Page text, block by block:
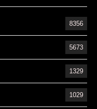
8356
5673
1329
1029